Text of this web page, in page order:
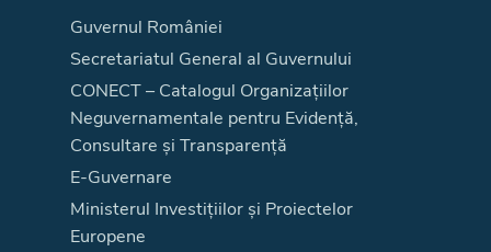
Guvernul României
Secretariatul General al Guvernului
CONECT – Catalogul Organizațiilor
Neguvernamentale pentru Evidență,
Consultare și Transparență
E-Guvernare
Ministerul Investițiilor și Proiectelor
Europene